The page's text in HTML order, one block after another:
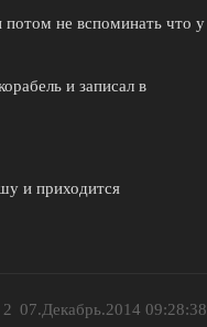
не вспоминать что у
и записал в
и приходится
07.Декабрь.2014 09:28:38
2